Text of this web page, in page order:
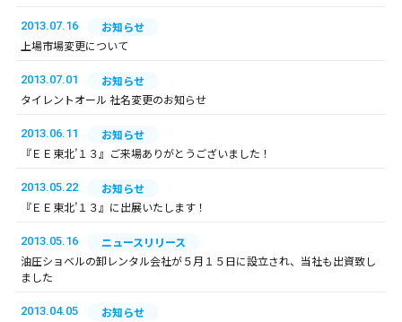
2013.07.16
お知らせ
上場市場変更について
2013.07.01
お知らせ
タイレントオール 社名変更のお知らせ
2013.06.11
お知らせ
『ＥＥ東北’１３』ご来場ありがとうございました！
2013.05.22
お知らせ
『ＥＥ東北’１３』に出展いたします！
2013.05.16
ニュースリリース
油圧ショベルの卸レンタル会社が５月１５日に設立され、当社も出資致し
ました
2013.04.05
お知らせ